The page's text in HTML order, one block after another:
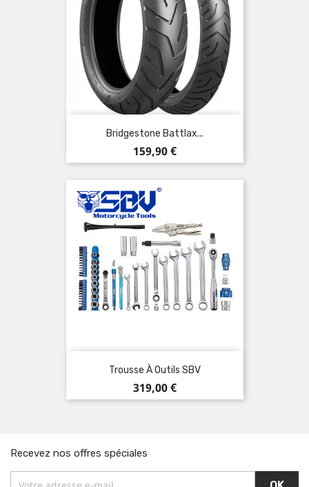
Bridgestone Battlax...
Prix
159,90 €
Trousse À Outils SBV
Prix
319,00 €
Recevez nos offres spéciales